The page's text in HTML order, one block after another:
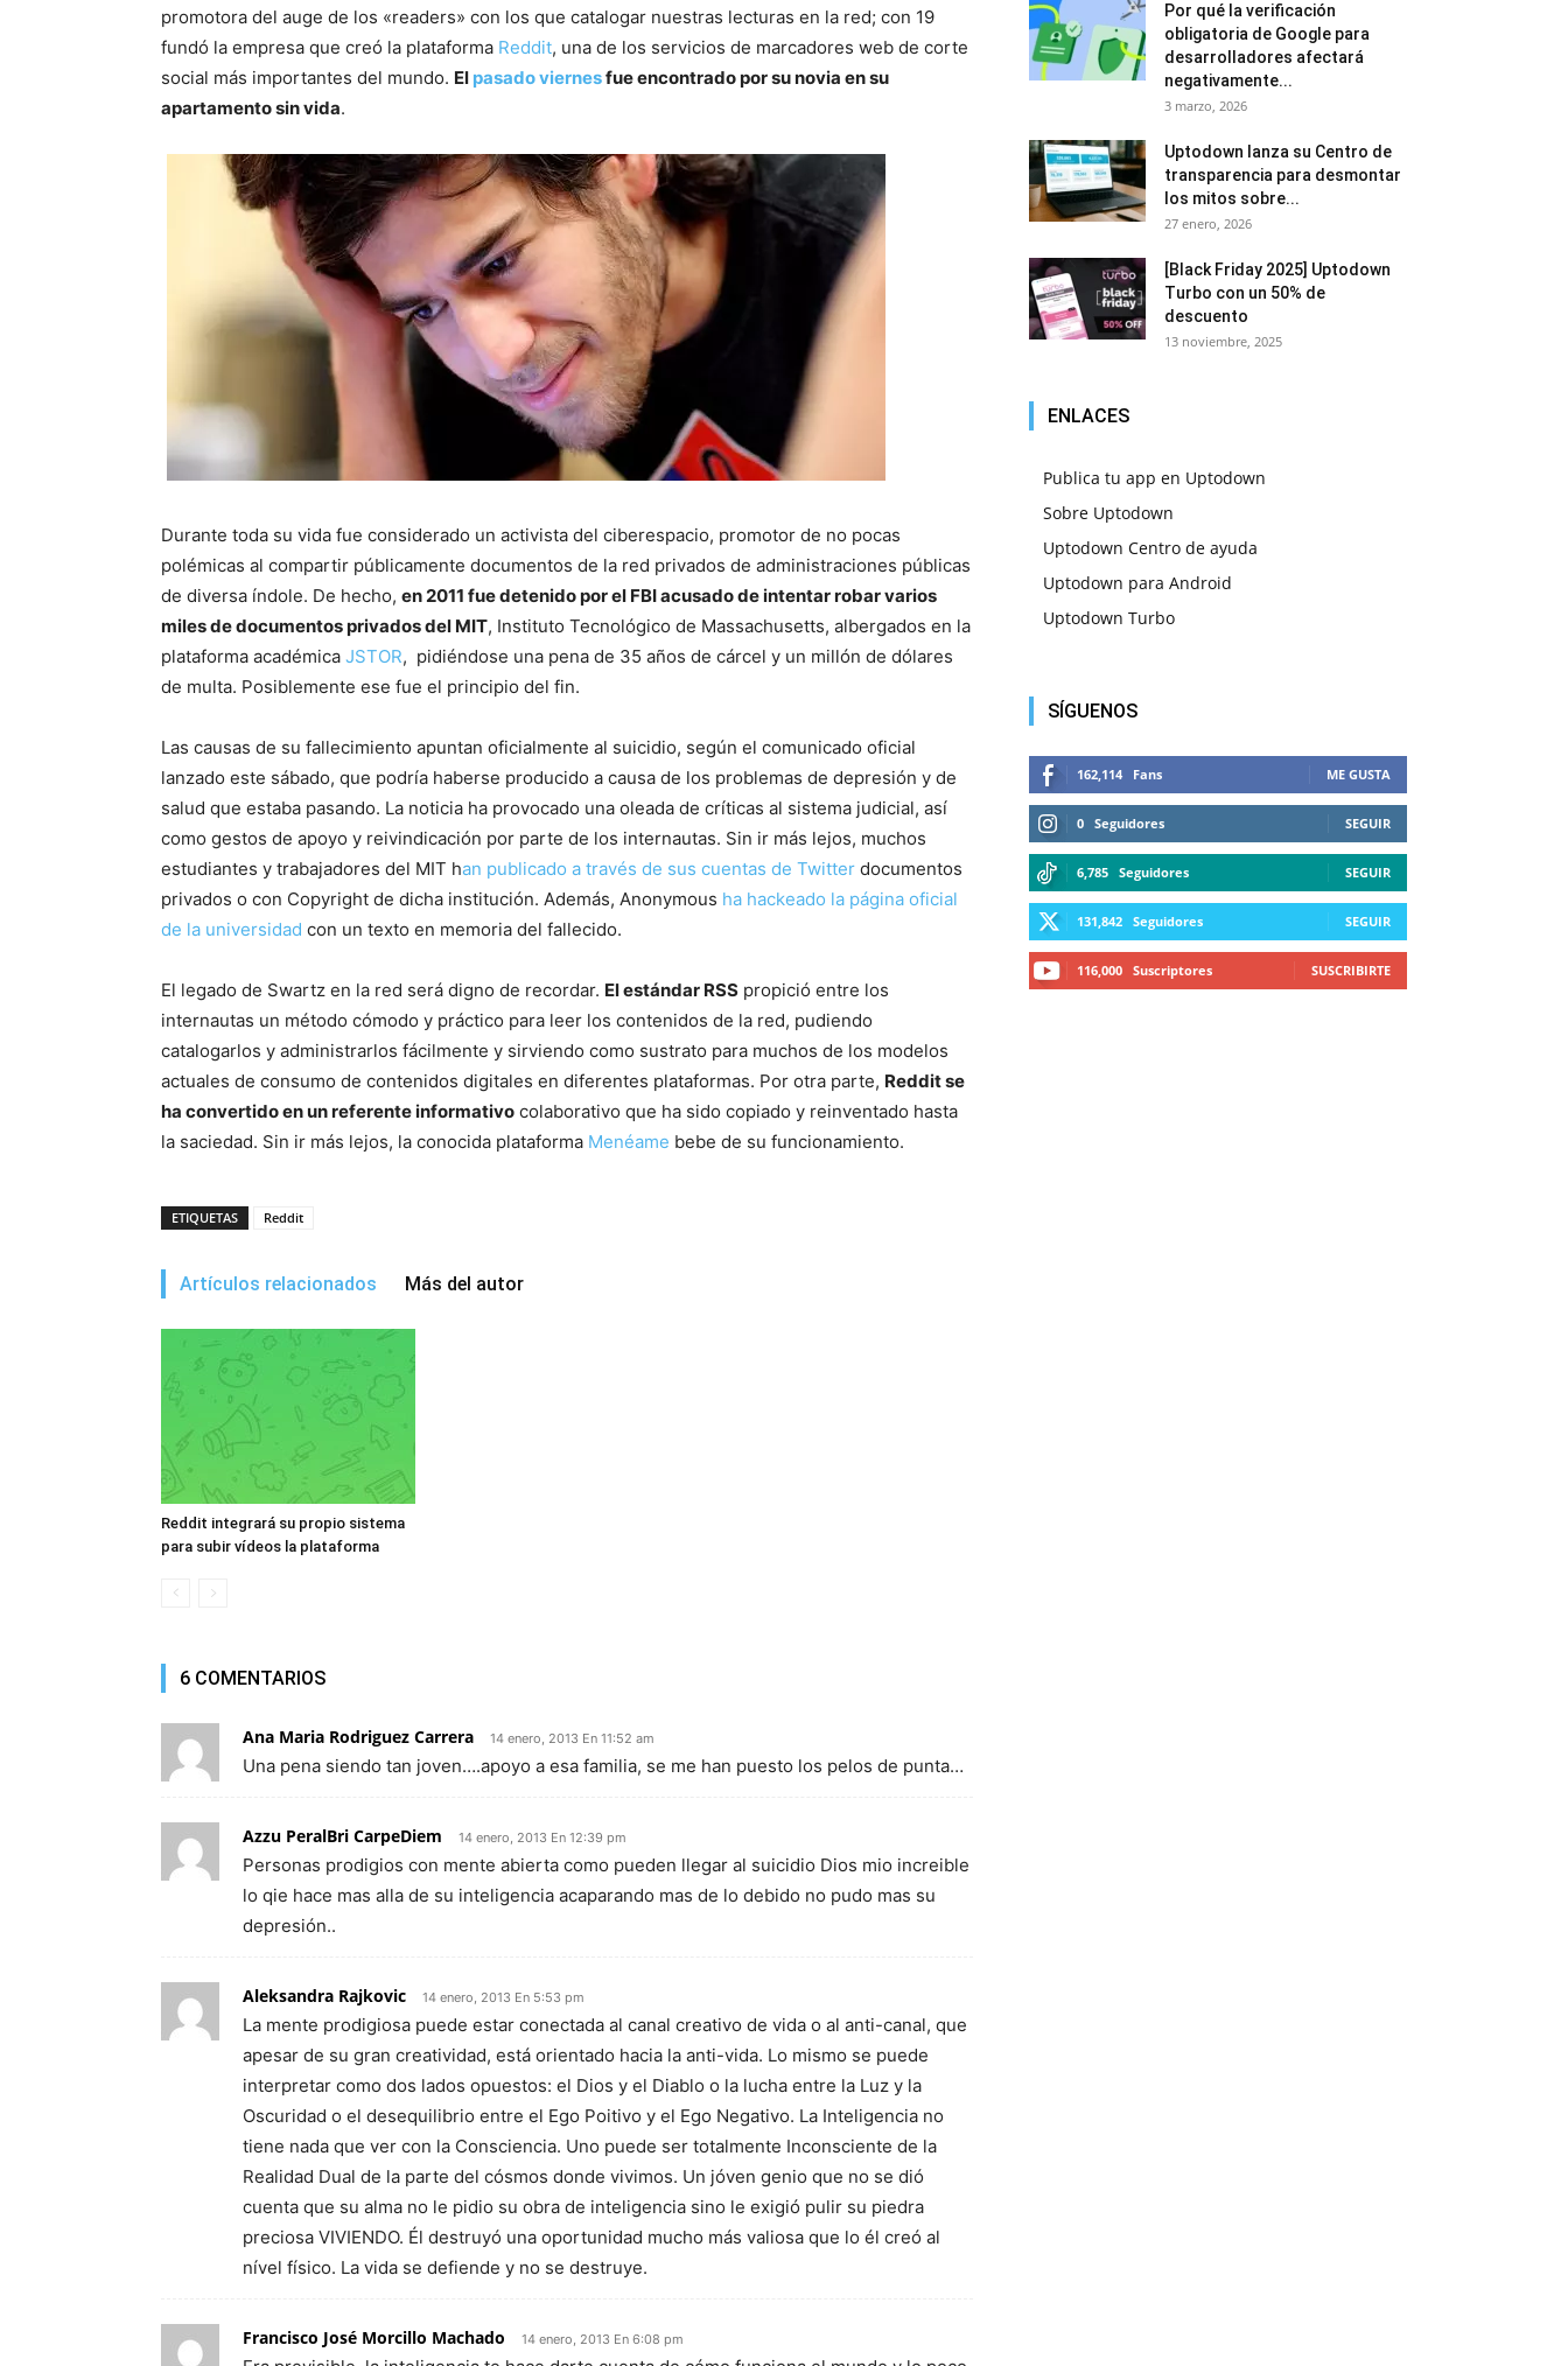
promotora del auge de los «readers» con los que catalogar nuestras lecturas en la red; con 19
fundó la empresa que creó la plataforma Reddit, una de los servicios de marcadores web de corte
social más importantes del mundo. El pasado viernesfue encontrado por su novia en su
apartamento sin vida.
Durante toda su vida fue considerado un activista del ciberespacio, promotor de no pocas
polémicas al compartir públicamente documentos de la red privados de administraciones públicas
de diversa índole. De hecho, en 2011 fue detenido por el FBI acusado de intentar robar varios
miles de documentos privados del MIT, Instituto Tecnológico de Massachusetts, albergados en la
plataforma académica JSTOR, pidiéndose una pena de 35 años de cárcel y un millón de dólares
de multa. Posiblemente ese fue el principio del fin.
Las causas de su fallecimiento apuntan oficialmente al suicidio, según el comunicado oficial
lanzado este sábado, que podría haberse producido a causa de los problemas de depresión y de
salud que estaba pasando. La noticia ha provocado una oleada de críticas al sistema judicial, así
como gestos de apoyo y reivindicación por parte de los internautas. Sin ir más lejos, muchos
estudiantes y trabajadores del MIT han publicado a través de sus cuentas de Twitter documentos
privados o con Copyright de dicha institución. Además, Anonymous ha hackeado la página oficial
de la universidad con un texto en memoria del fallecido.
El legado de Swartz en la red será digno de recordar. El estándar RSS propició entre los
internautas un método cómodo y práctico para leer los contenidos de la red, pudiendo
catalogarlos y administrarlos fácilmente y sirviendo como sustrato para muchos de los modelos
actuales de consumo de contenidos digitales en diferentes plataformas. Por otra parte, Reddit se
ha convertido en un referente informativo colaborativo que ha sido copiado y reinventado hasta
la saciedad. Sin ir más lejos, la conocida plataforma Menéame bebe de su funcionamiento.
ETIQUETAS Reddit
Artículos relacionados Más del autor
Reddit integrará su propio sistema
para subir vídeos la plataforma
6 COMENTARIOS
Ana Maria Rodriguez Carrera 14 enero, 2013 En 11:52 am
Una pena siendo tan joven….apoyo a esa familia, se me han puesto los pelos de punta…
Azzu PeralBri CarpeDiem 14 enero, 2013 En 12:39 pm
Personas prodigios con mente abierta como pueden llegar al suicidio Dios mio increible
lo qie hace mas alla de su inteligencia acaparando mas de lo debido no pudo mas su
depresión..
Aleksandra Rajkovic 14 enero, 2013 En 5:53 pm
La mente prodigiosa puede estar conectada al canal creativo de vida o al anti-canal, que
apesar de su gran creatividad, está orientado hacia la anti-vida. Lo mismo se puede
interpretar como dos lados opuestos: el Dios y el Diablo o la lucha entre la Luz y la
Oscuridad o el desequilibrio entre el Ego Poitivo y el Ego Negativo. La Inteligencia no
tiene nada que ver con la Consciencia. Uno puede ser totalmente Inconsciente de la
Realidad Dual de la parte del cósmos donde vivimos. Un jóven genio que no se dió
cuenta que su alma no le pidio su obra de inteligencia sino le exigió pulir su piedra
preciosa VIVIENDO. Él destruyó una oportunidad mucho más valiosa que lo él creó al
nível físico. La vida se defiende y no se destruye.
Francisco José Morcillo Machado 14 enero, 2013 En 6:08 pm
Por qué la verificación
obligatoria de Google para
desarrolladores afectará
negativamente...
3 marzo, 2026
Uptodown lanza su Centro de
transparencia para desmontar
los mitos sobre...
27 enero, 2026
[Black Friday 2025] Uptodown
Turbo con un 50% de
descuento
13 noviembre, 2025
ENLACES
Publica tu app en Uptodown
Sobre Uptodown
Uptodown Centro de ayuda
Uptodown para Android
Uptodown Turbo
SÍGUENOS
162,114 Fans ME GUSTA
0 Seguidores SEGUIR
6,785 Seguidores SEGUIR
131,842 Seguidores SEGUIR
116,000 Suscriptores SUSCRIBIRTE